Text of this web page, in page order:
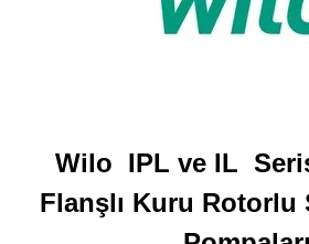
Wilo IPL ve IL
Flanşlı Kuru Rotorlu